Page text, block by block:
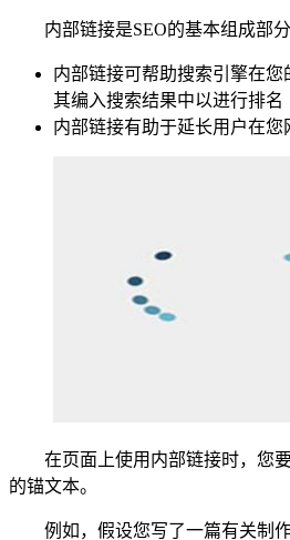
内部链接是SEO的基本组成部
内部链接可帮助搜索引擎在
其编入搜索结果中以进行排名
内部链接有助于延长用户在您
在页面上使用内部链接时，您
的锚文本。
例如，假设您写了一篇有关制